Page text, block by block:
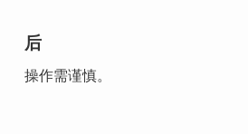
后
操作需谨慎。